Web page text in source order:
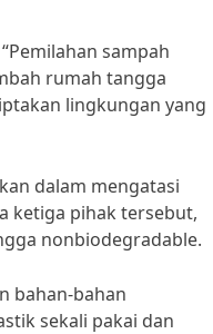
sampah
rumah tangga
lingkungan yang
dalam mengatasi
ketiga pihak tersebut,
nonbiodegradable.
bahan-bahan
sekali pakai dan